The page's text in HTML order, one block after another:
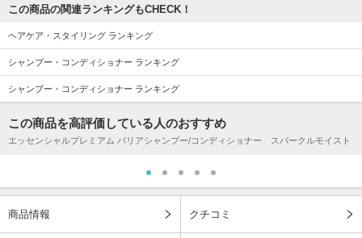
この商品の関連ランキングもCHECK！
ヘアケア・スタイリング ランキング
シャンプー・コンディショナー ランキング
シャンプー・コンディショナー ランキング
この商品を高評価している人のおすすめ
エッセンシャルプレミアム バリアシャンプー/コンディショナー スパークルモイスト
商品情報 クチコミ